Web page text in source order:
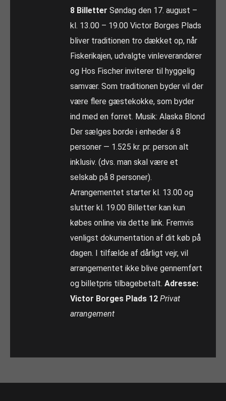
8 Billetter Søndag den 17. august –
kl. 13.00 – 19.00 Victor Borges Plads
bliver traditionen tro dækket op, når
Fiskerikajen, udvalgte vinleverandører
og Hos Fischer inviterer til hyggelig
samvær. Som traditionen byder vil der
være flere gæstekokke, som byder
ind med en forret. Musik: Alaska Blond
Der sælges borde i enheder á 8
personer — 1.525 kr. pr. person alt
inklusiv. (dvs. man skal være et
selskab på 8 personer).
Arrangementet starter kl. 13.00 og
slutter kl. 19.00 Billetter kan kun
købes online via dette link. Fremvis
venligst dokumentation af dit køb på
dagen. I tilfælde af dårligt vejr, vil
arrangementet ikke blive gennemført
og billetpris tilbagebetalt.Adresse:
Victor Borges Plads 12 Privat
arrangement